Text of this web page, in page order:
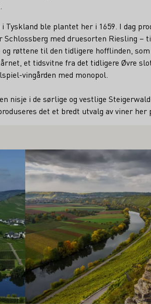
Tyskland ble plantet her i 1659. I dag
Schlossberg med druesorten Riesling –
og røttene til den tidligere hofflinden,
et tidsvitne fra det tidligere Øvre
vingården med monopol.
nisje i de sørlige og vestlige
det et bredt utvalg av viner her
Lær mer om dette